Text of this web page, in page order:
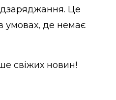
Це
умовах, де немає
свіжих новин!